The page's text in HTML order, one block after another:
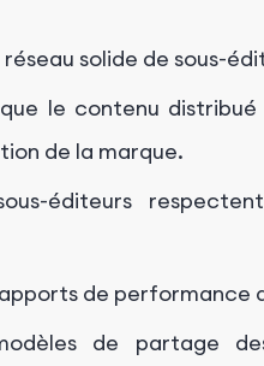
solide de sous-
le contenu distribué
de la marque.
éditeurs
de performance
de partage